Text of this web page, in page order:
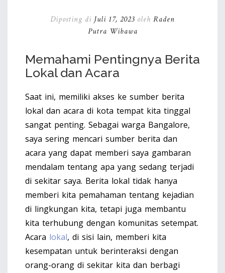
Diposting di Juli 17, 2023 oleh Raden
Putra Wibawa
Memahami Pentingnya Berita
Lokal dan Acara
Saat ini, memiliki akses ke sumber berita
lokal dan acara di kota tempat kita tinggal
sangat penting. Sebagai warga Bangalore,
saya sering mencari sumber berita dan
acara yang dapat memberi saya gambaran
mendalam tentang apa yang sedang terjadi
di sekitar saya. Berita lokal tidak hanya
memberi kita pemahaman tentang kejadian
di lingkungan kita, tetapi juga membantu
kita terhubung dengan komunitas setempat.
Acara lokal, di sisi lain, memberi kita
kesempatan untuk berinteraksi dengan
orang-orang di sekitar kita dan berbagi